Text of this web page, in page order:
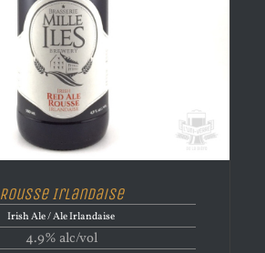
Rousse Irlandaise
Irish Ale / Ale Irlandaise
4.9% alc/vol